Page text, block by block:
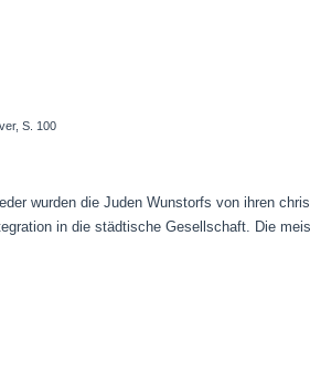
S. 100
wurden die Juden Wunstorfs von ihren
in die städtische Gesellschaft. Die